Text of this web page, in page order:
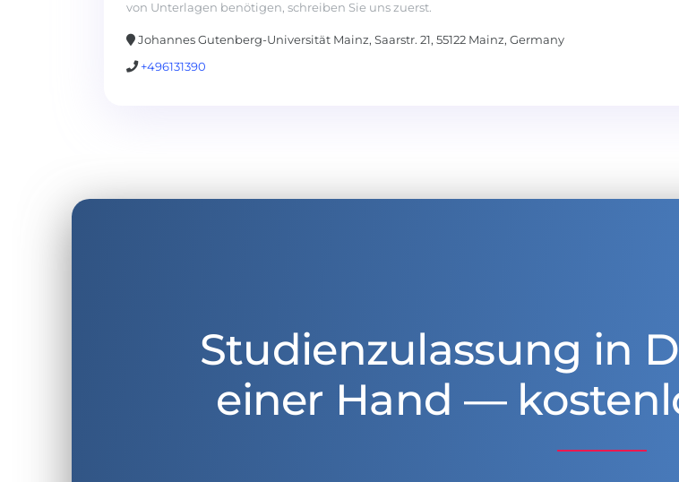
von Unterlagen benötigen, schreiben Sie uns zuerst.
Johannes Gutenberg-Universität Mainz, Saarstr. 21, 55122 Mainz, Germany
+496131390
Studienzulassung in
einer Hand —